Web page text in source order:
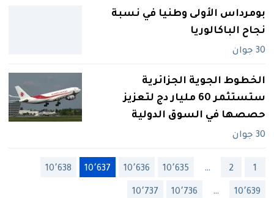
بومرداس الأولى وطنيا في نسبة
نجاح الباكالوريا
30 جوان
الخطوط الجوية الجزائرية
ستستثمر 60 مليار دج لتعزيز
حصصها في السوق الدولية
30 جوان
1
2
… 10٬635 10٬636 10٬637 10٬638
10٬639 … 10٬736 10٬737